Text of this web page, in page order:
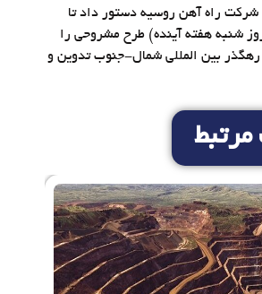
راه آهن روسیه دستور داد تا
شنبه هفته آینده) طرح مشروحی را
رهگذر بین المللی شمال-جنوب تدوین و
مرتبط